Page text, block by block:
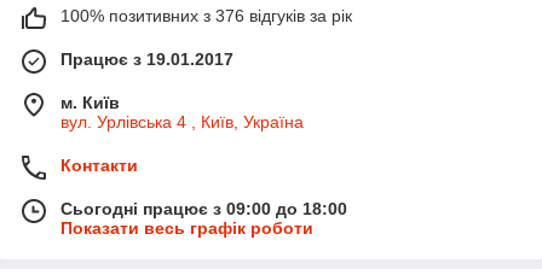
100% позитивних з 376 відгуків за рік
Працює з 19.01.2017
м. Київ
вул. Урлівська 4 , Київ, Україна
Контакти
Сьогодні працює з 09:00 до 18:00
Показати весь графік роботи